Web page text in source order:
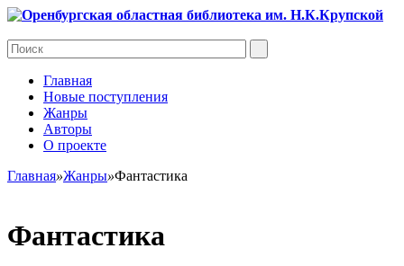
Главная
Новые поступления
Жанры
Авторы
О проекте
Главная»Жанры»Фантастика
Фантастика